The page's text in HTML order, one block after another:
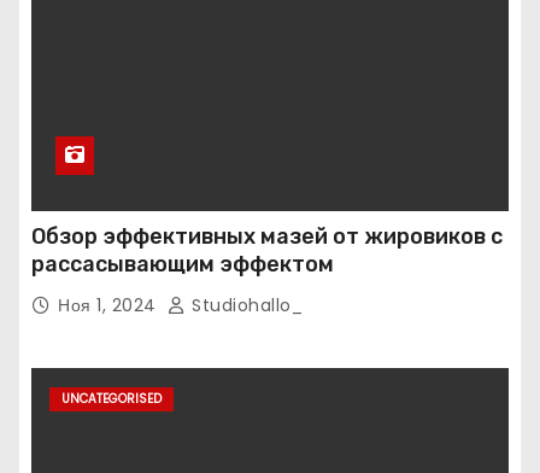
Обзор эффективных мазей от жировиков с
рассасывающим эффектом
Ноя 1, 2024 Studiohallo_
UNCATEGORISED